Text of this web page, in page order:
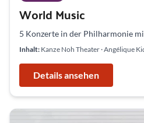
World Music
5 Konzerte in der Philharmonie
Inhalt: Kanze Noh Theater · Angélique
Details ansehen